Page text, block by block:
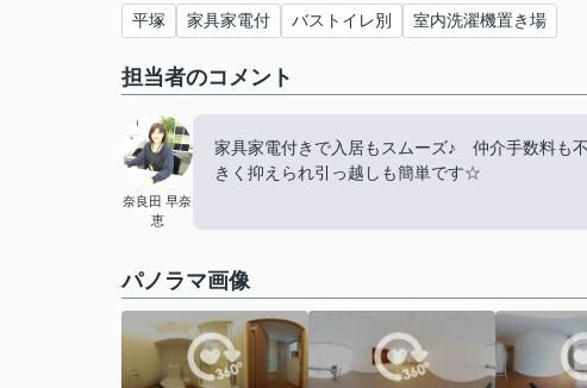
平塚 家具家電付 バストイレ別 室内洗濯機置き場
担当者のコメント
奈良田 早奈
恵
家具家電付きで入居もスムーズ♪ 仲介手数料も
きく抑えられ引っ越しも簡単です☆
パノラマ画像